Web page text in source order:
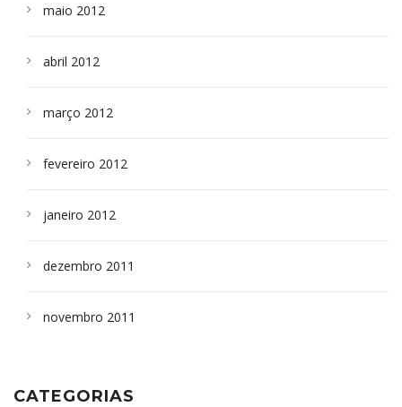
maio 2012
abril 2012
março 2012
fevereiro 2012
janeiro 2012
dezembro 2011
novembro 2011
CATEGORIAS